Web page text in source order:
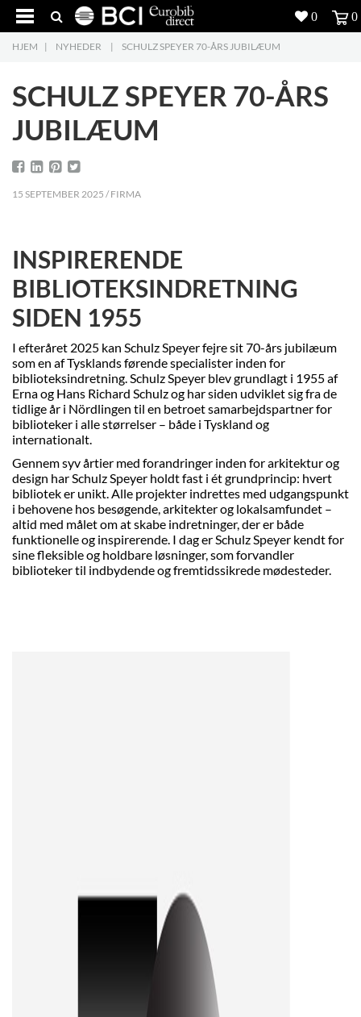
5
Produkter
Projekter
Inspiration
Download
Kontakt os
HJEM | NYHEDER | SCHULZ SPEYER 70-ÅRS JUBILÆUM
SCHULZ SPEYER 70-ÅRS
JUBILÆUM
15 SEPTEMBER 2025 / FIRMA
INSPIRERENDE
BIBLIOTEKSINDRETNING
SIDEN 1955
I efteråret 2025 kan Schulz Speyer fejre sit 70-års jubilæum
som en af Tysklands førende specialister inden for
biblioteksindretning. Schulz Speyer blev grundlagt i 1955 af
Erna og Hans Richard Schulz og har siden udviklet sig fra de
tidlige år i Nördlingen til en betroet samarbejdspartner for
biblioteker i alle størrelser – både i Tyskland og
internationalt.
Gennem syv årtier med forandringer inden for arkitektur og
design har Schulz Speyer holdt fast i ét grundprincip: hvert
bibliotek er unikt. Alle projekter indrettes med udgangspunkt
i behovene hos besøgende, arkitekter og lokalsamfundet –
altid med målet om at skabe indretninger, der er både
funktionelle og inspirerende. I dag er Schulz Speyer kendt for
sine fleksible og holdbare løsninger, som forvandler
biblioteker til indbydende og fremtidssikrede mødesteder.
0 0